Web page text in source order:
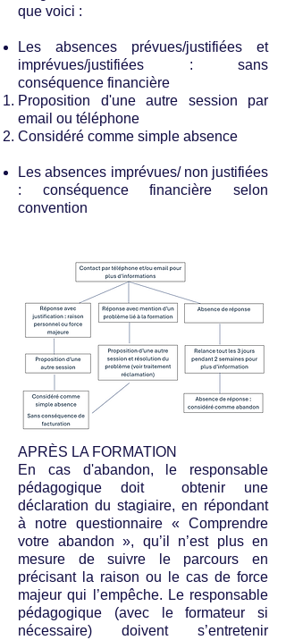
que voici :
Les absences prévues/justifiées et
imprévues/justifiées : sans
conséquence financière
Proposition d'une autre session par
email ou téléphone
Considéré comme simple absence
Les absences imprévues/ non justifiées
: conséquence financière selon
convention
APRÈS LA FORMATION
En cas d'abandon, le responsable
pédagogique doit obtenir une
déclaration du stagiaire, en répondant
à notre questionnaire « Comprendre
votre abandon », qu’il n’est plus en
mesure de suivre le parcours en
précisant la raison ou le cas de force
majeur qui l’empêche. Le responsable
pédagogique (avec le formateur si
nécessaire) doivent s’entretenir